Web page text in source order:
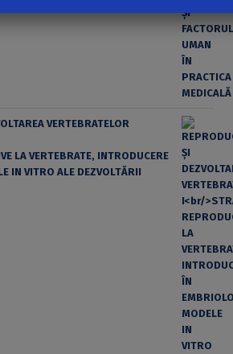
VERTEBRATELOR
LA VERTEBRATE, INTRODUCERE
IN VITRO ALE DEZVOLTĂRII